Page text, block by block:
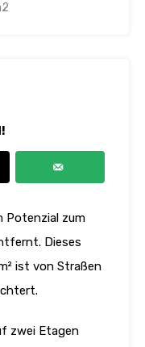
Potenzial zum
Dieses
ist von Straßen
zwei Etagen